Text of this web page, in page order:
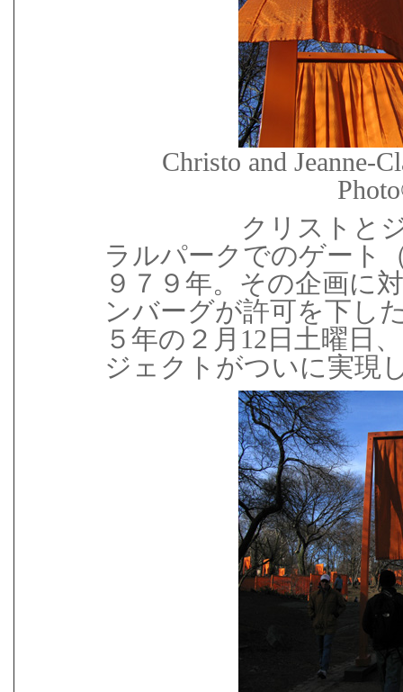
Christo and Jeanne-
クリストと
ラルパークでのゲート
９７９年。その企画に
ンバーグが許可を下し
５年の２月12日土曜日
ジェクトがついに実現